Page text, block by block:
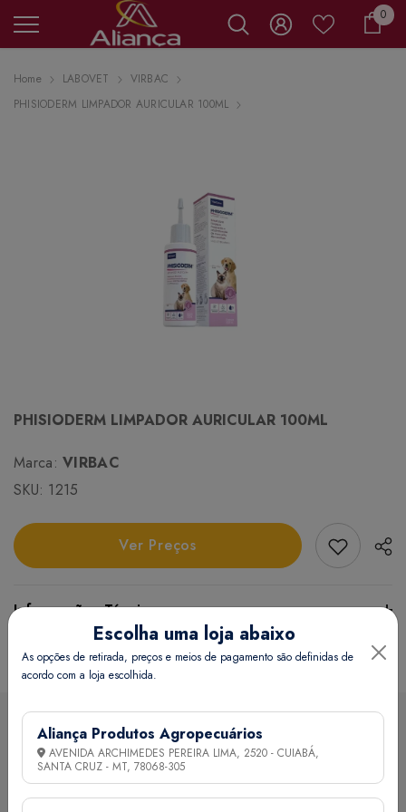
00
Home LABOVET
VIRBAC
PHISIODERM LIMPADOR AURICULAR 100ML
PHISIODERM LIMPADOR AURICULAR 100ML
Marca: VIRBAC
SKU: 1215
Ver Preços Add
Informações Técnicas
Certifique-se de verificar essas dimensões cuidadosamente
para evitar quaisquer inconvenientes e garantir que o
Peso: 136 grama(s)
Sobre a loja
Escolha uma loja abaixo
As opções de retirada, preços e meios de pagamento são definidas de
acordo com a loja escolhida.
Aliança Produtos Agropecuários
AVENIDA ARCHIMEDES PEREIRA LIMA, 2520 - CUIABÁ,
SANTA CRUZ - MT, 78068-305